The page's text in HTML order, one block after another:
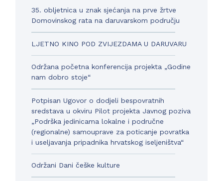
35. obljetnica u znak sjećanja na prve žrtve
Domovinskog rata na daruvarskom području
LJETNO KINO POD ZVIJEZDAMA U DARUVARU
Održana početna konferencija projekta „Godine
nam dobro stoje“
Potpisan Ugovor o dodjeli bespovratnih
sredstava u okviru Pilot projekta Javnog poziva
„Podrška jedinicama lokalne i područne
(regionalne) samouprave za poticanje povratka
i useljavanja pripadnika hrvatskog iseljeništva“
Održani Dani češke kulture